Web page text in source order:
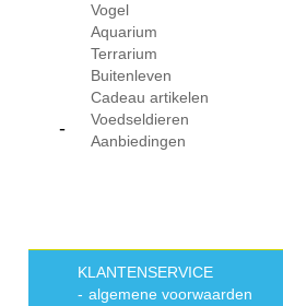
Vogel
Aquarium
Terrarium
Buitenleven
Cadeau artikelen
Voedseldieren
Aanbiedingen
-
KLANTENSERVICE
- algemene voorwaarden